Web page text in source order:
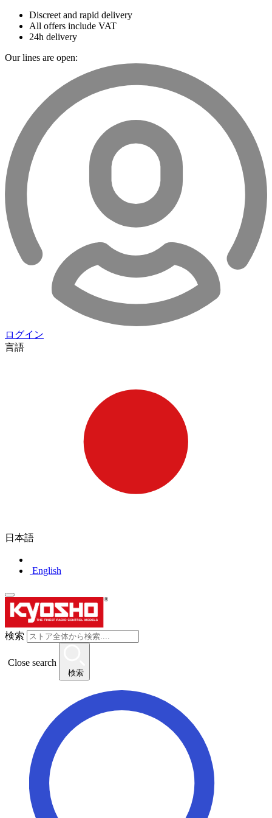
Discreet and rapid delivery
All offers include VAT
24h delivery
Our lines are open:
ログイン
言語
日本語
English
検索
Close search
検索